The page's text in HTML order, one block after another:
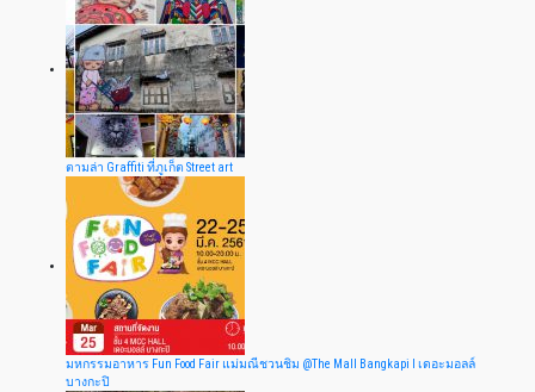
ตามล่า Graffiti ที่ภูเก็ต Street art
มหกรรมอาหาร Fun Food Fair แม่มณีชวนชิม @The Mall Bangkapi I เดอะมอลล์
บางกะปิ